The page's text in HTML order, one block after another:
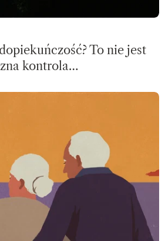
To nie jest
kontrola…